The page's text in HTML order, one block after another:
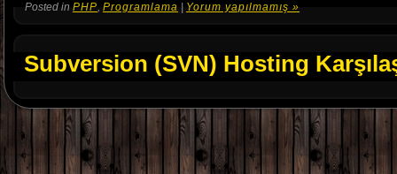
Posted in PHP, Programlama Yorum yapılmamış »
Subversion (SVN) Hosting